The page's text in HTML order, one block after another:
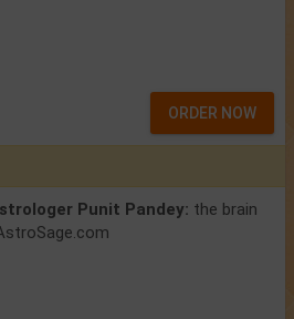
ORDER NOW
Punit Pandey: the brain